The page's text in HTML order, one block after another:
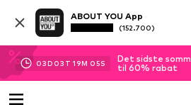
ABOUT YOU App
(152.700)
03D 03 T 19M 04S
Det sidste
til 60% rabat